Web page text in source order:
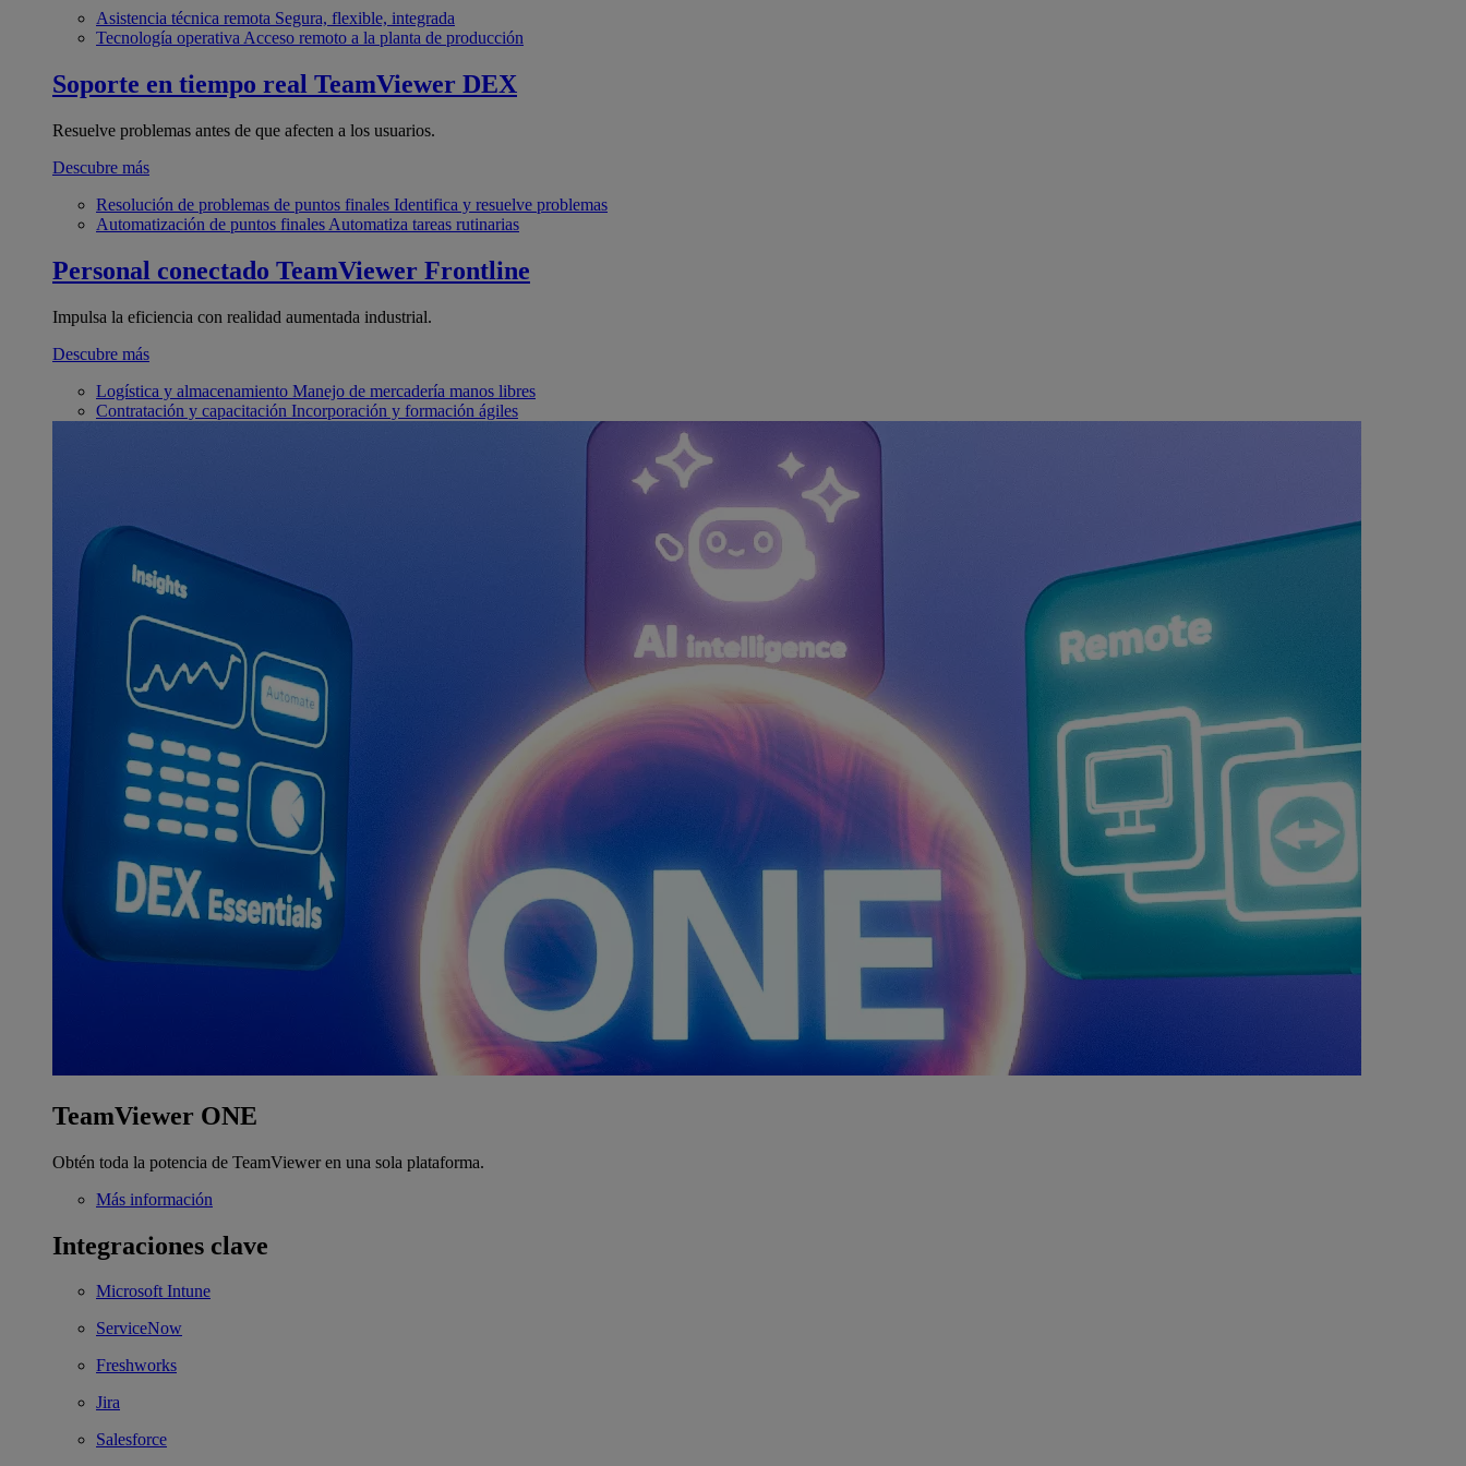
Asistencia técnica remota Segura, flexible, integrada
Tecnología operativa Acceso remoto a la planta de producción
Soporte en tiempo real TeamViewer DEX
Resuelve problemas antes de que afecten a los usuarios.
Descubre más
Resolución de problemas de puntos finales Identifica y resuelve problemas
Automatización de puntos finales Automatiza tareas rutinarias
Personal conectado TeamViewer Frontline
Impulsa la eficiencia con realidad aumentada industrial.
Descubre más
Logística y almacenamiento Manejo de mercadería manos libres
Contratación y capacitación Incorporación y formación ágiles
TeamViewer ONE
Obtén toda la potencia de TeamViewer en una sola plataforma.
Más información
Integraciones clave
Microsoft Intune
ServiceNow
Freshworks
Jira
Salesforce